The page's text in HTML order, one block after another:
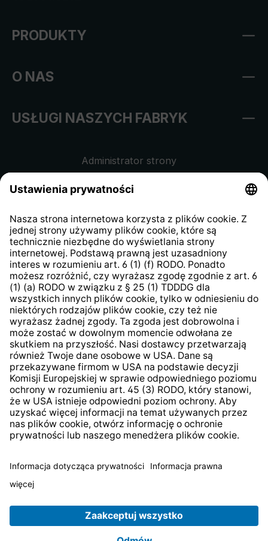
PRODUKTY
O NAS
USŁUGI NASZYCH FABRYK
Administrator strony
kontrahentów
Klauzula informacyjna strony
internetowej
Strategia podatkowa
System zgłaszania nieprawidłowości
* Wszystkie ceny zawierają podatek VAT pluskoszty
TechniSat jest firmą należącą do FundacjiLEPPER Stiftung